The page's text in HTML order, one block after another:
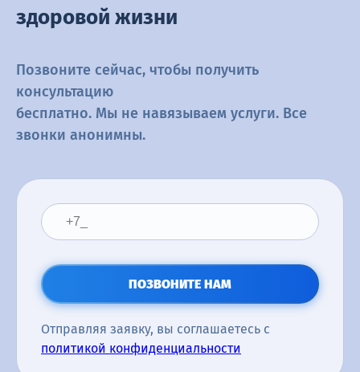
здоровой жизни
Позвоните сейчас, чтобы получить
консультацию
бесплатно. Мы не навязываем услуги. Все
звонки анонимны.
ПОЗВОНИТЕ НАМ
Отправляя заявку, вы соглашаетесь с
политикой конфиденциальности